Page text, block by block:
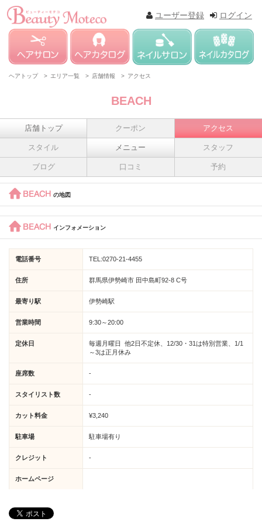
ログイン
ユーザー登録
ヘアトップ > エリア一覧 > 店舗情報 > アクセス
BEACH
店舗トップ クーポン アクセス
スタイル メニュー スタッフ
ブログ 口コミ 予約
BEACH の地図
BEACH インフォメーション
電話番号 TEL:0270-21-4455
住所 群馬県伊勢崎市 田中島町92-8 C号
最寄り駅 伊勢崎駅
営業時間 9:30～20:00
定休日
毎週月曜日 他2日不定休、12/30・31は特別営業、1/1
～3は正月休み
座席数 -
スタイリスト数 -
カット料金 ¥3,240
駐車場 駐車場有り
クレジット -
ホームページ